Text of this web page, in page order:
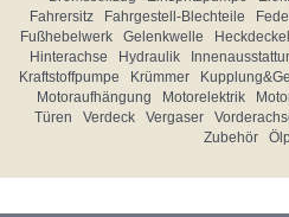
Fahrersitz
Fahrgestell-Blechteile
Fußhebelwerk
Gelenkwelle
Hinterachse
Hydraulik
Kraftstoffpumpe
Krümmer
Motoraufhängung
Motorelektrik
Türen
Verdeck Vergaser
Zubehör